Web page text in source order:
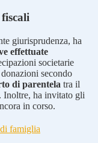
giurisprudenza, ha
effettuate
societarie
secondo
di parentela tra il
Inoltre, ha invitato gli
in corso.
famiglia